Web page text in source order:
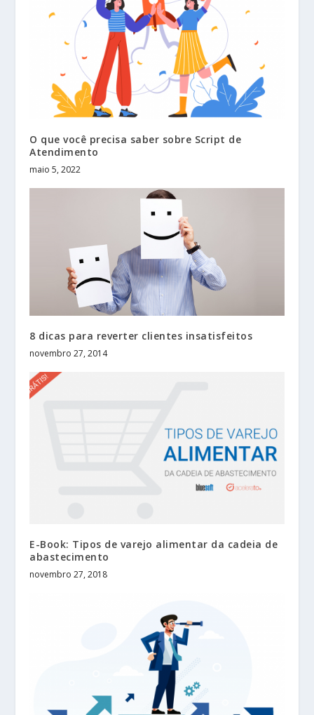
O que você precisa saber sobre Script de
Atendimento
maio 5, 2022
8 dicas para reverter clientes insatisfeitos
novembro 27, 2014
E-Book: Tipos de varejo alimentar da cadeia de
abastecimento
novembro 27, 2018